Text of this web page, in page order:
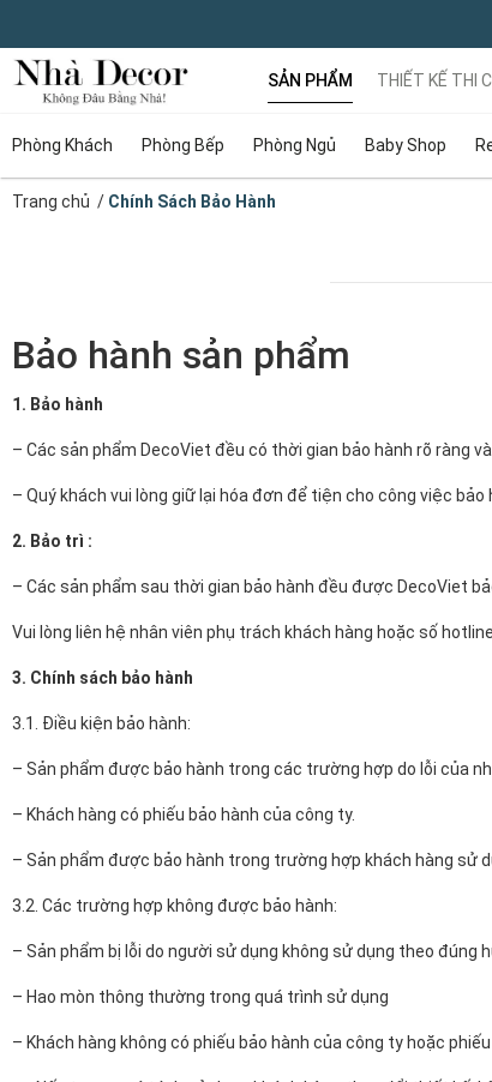
SẢN PHẨM
Phòng Khách Phòng Bếp Phòng Ngủ Baby Shop
THIẾT KẾ THI
Trang chủ / Chính Sách Bảo Hành
Bảo hành sản phẩm
1. Bảo hành
– Các sản phẩm DecoViet đều có thời gian bảo hành rõ ràng
– Quý khách vui lòng giữ lại hóa đơn để tiện cho công việc bảo
2. Bảo trì :
– Các sản phẩm sau thời gian bảo hành đều được DecoViet
Vui lòng liên hệ nhân viên phụ trách khách hàng hoặc số
3. Chính sách bảo hành
3.1. Điều kiện bảo hành:
– Sản phẩm được bảo hành trong các trường hợp do lỗi của
– Khách hàng có phiếu bảo hành của công ty.
– Sản phẩm được bảo hành trong trường hợp khách hàng sử
3.2. Các trường hợp không được bảo hành:
– Sản phẩm bị lỗi do người sử dụng không sử dụng theo đúng
– Hao mòn thông thường trong quá trình sử dụng
– Khách hàng không có phiếu bảo hành của công ty hoặc